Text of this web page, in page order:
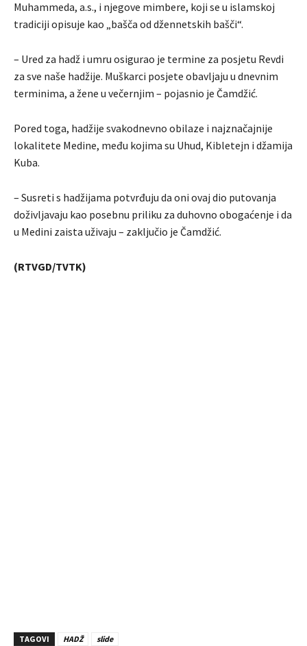
Muhammeda, a.s., i njegove mimbere, koji se u islamskoj
tradiciji opisuje kao „bašča od džennetskih bašči“.
– Ured za hadž i umru osigurao je termine za posjetu Revdi
za sve naše hadžije. Muškarci posjete obavljaju u dnevnim
terminima, a žene u večernjim – pojasnio je Čamdžić.
Pored toga, hadžije svakodnevno obilaze i najznačajnije
lokalitete Medine, među kojima su Uhud, Kibletejn i džamija
Kuba.
– Susreti s hadžijama potvrđuju da oni ovaj dio putovanja
doživljavaju kao posebnu priliku za duhovno obogaćenje i da
u Medini zaista uživaju – zaključio je Čamdžić.
(RTVGD/TVTK)
TAGOVI HADŽ slide